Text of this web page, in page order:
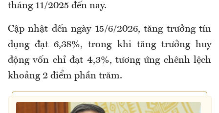
tháng 11/2025 đến nay.
Cập nhật đến ngày 15/6/2026, tăng trưởng tín
dụng đạt 6,38%, trong khi tăng trưởng huy
động vốn chỉ đạt 4,3%, tương ứng chênh lệch
khoảng 2 điểm phần trăm.